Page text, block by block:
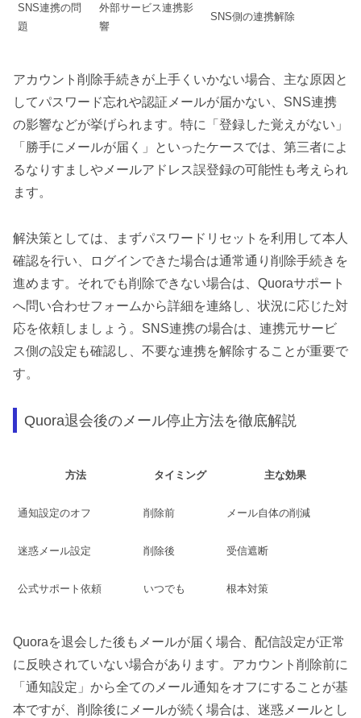
SNS連携の問
題
外部サービス連携影
響
SNS側の連携解除
アカウント削除手続きが上手くいかない場合、主な原因と
してパスワード忘れや認証メールが届かない、SNS連携
の影響などが挙げられます。特に「登録した覚えがない」
「勝手にメールが届く」といったケースでは、第三者によ
るなりすましやメールアドレス誤登録の可能性も考えられ
ます。
解決策としては、まずパスワードリセットを利用して本人
確認を行い、ログインできた場合は通常通り削除手続きを
進めます。それでも削除できない場合は、Quoraサポート
へ問い合わせフォームから詳細を連絡し、状況に応じた対
応を依頼しましょう。SNS連携の場合は、連携元サービ
ス側の設定も確認し、不要な連携を解除することが重要で
す。
Quora退会後のメール停止方法を徹底解説
方法 タイミング 主な効果
通知設定のオフ 削除前 メール自体の削減
迷惑メール設定 削除後 受信遮断
公式サポート依頼 いつでも 根本対策
Quoraを退会した後もメールが届く場合、配信設定が正常
に反映されていない場合があります。アカウント削除前に
「通知設定」から全てのメール通知をオフにすることが基
本ですが、削除後にメールが続く場合は、迷惑メールとし